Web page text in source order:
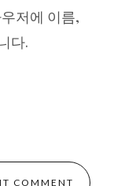
저에 이름,
다.